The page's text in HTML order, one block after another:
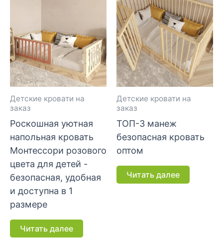
Детские кровати на
заказ
Роскошная уютная
напольная кровать
Монтессори розового
цвета для детей -
безопасная, удобная
и доступна в 1
размере
Читать далее
Детские кровати на
заказ
ТОП-3 манеж
безопасная кровать
оптом
Читать далее